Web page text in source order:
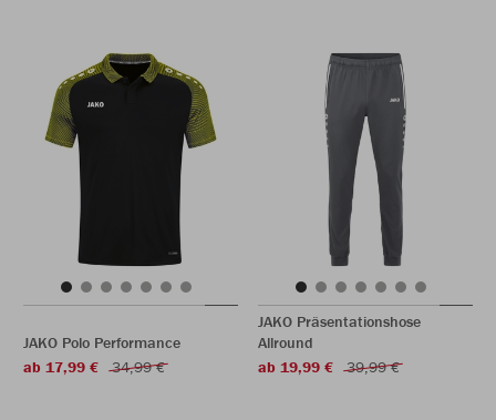
JAKO Polo Performance
ab 17,99 €
34,99 €
JAKO Präsentationshose
Allround
ab 19,99 €
39,99 €